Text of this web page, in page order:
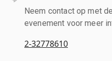
Neem contact op met
evenement voor meer
2-32778610